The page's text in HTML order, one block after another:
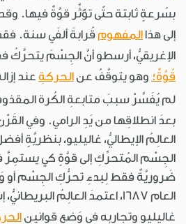
بسُرعةٍ ثابتة حتّى تؤثِّر قوَّةٌ فيها.
إلى هذا المفهومقُرابةَ ألفَي سنة.
الإغريقيُّ، أرسطو أنَّ الجِسْمَ يتحرَّكُ
قُوَّةٌ؛ وهو يتوقَّفُ عن الحركةِ عند
لم يُفَسِّرْ سببَ متابعةِ الكُرة
بعدَ انطلاقِها من يَدِ الرامي. وفي
العالِمُ الإيطاليُّ، غاليليو، بنظريَّةٍ
الجِسْم المُتحرِّكِ إلى قوَّةٍ كي يستمِرَّ
ضَروريَّةٌ فقط لِبدءِ تحرُّكِ الجِسْم أو
العام 1687، اعتمدَ العالِمُ
غاليليو وتجاربِه في وَضع قوانينِ